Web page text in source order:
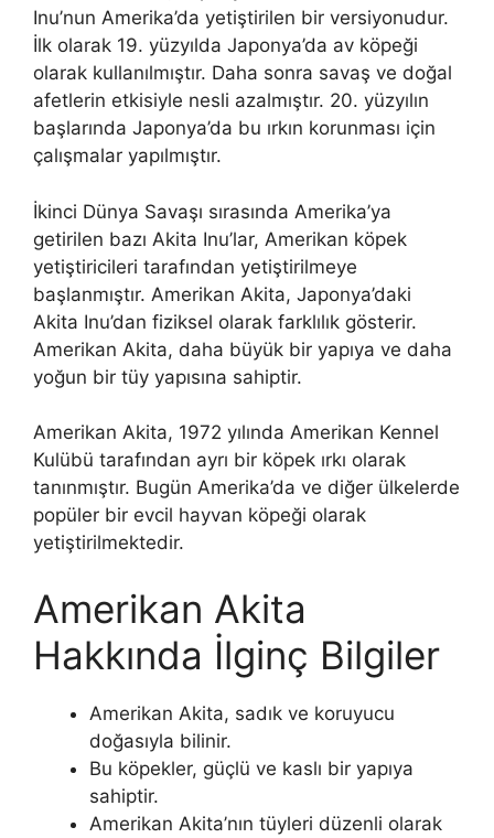
Inu’nun Amerika’da yetiştirilen bir versiyonudur.
İlk olarak 19. yüzyılda Japonya’da av köpeği
olarak kullanılmıştır. Daha sonra savaş ve doğal
afetlerin etkisiyle nesli azalmıştır. 20. yüzyılın
başlarında Japonya’da bu ırkın korunması için
çalışmalar yapılmıştır.
İkinci Dünya Savaşı sırasında Amerika’ya
getirilen bazı Akita Inu’lar, Amerikan köpek
yetiştiricileri tarafından yetiştirilmeye
başlanmıştır. Amerikan Akita, Japonya’daki
Akita Inu’dan fiziksel olarak farklılık gösterir.
Amerikan Akita, daha büyük bir yapıya ve daha
yoğun bir tüy yapısına sahiptir.
Amerikan Akita, 1972 yılında Amerikan Kennel
Kulübü tarafından ayrı bir köpek ırkı olarak
tanınmıştır. Bugün Amerika’da ve diğer ülkelerde
popüler bir evcil hayvan köpeği olarak
yetiştirilmektedir.
Amerikan Akita
Hakkında İlginç Bilgiler
Amerikan Akita, sadık ve koruyucu
doğasıyla bilinir.
Bu köpekler, güçlü ve kaslı bir yapıya
sahiptir.
Amerikan Akita’nın tüyleri düzenli olarak